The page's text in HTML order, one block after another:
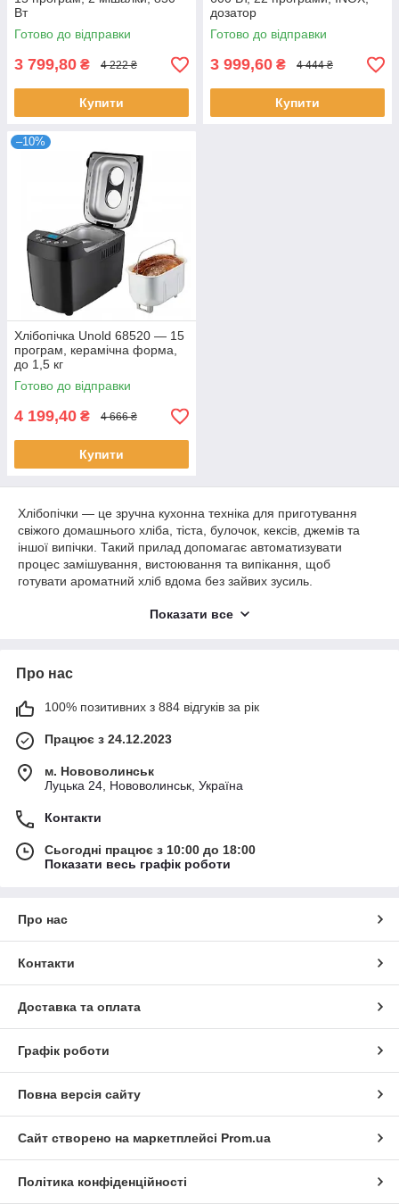
Вт
Готово до відправки
3 799,80 ₴ 4 222 ₴
Купити
дозатор
Готово до відправки
3 999,60 ₴ 4 444 ₴
Купити
–10%
Хлібопічка Unold 68520 — 15
програм, керамічна форма,
до 1,5 кг
Готово до відправки
4 199,40 ₴ 4 666 ₴
Купити
Хлібопічки — це зручна кухонна техніка для приготування
свіжого домашнього хліба, тіста, булочок, кексів, джемів та
іншої випічки. Такий прилад допомагає автоматизувати
процес замішування, вистоювання та випікання, щоб
готувати ароматний хліб вдома без зайвих зусиль.
дому, квартири, дачі або щоденного використання на кухні. У
ступеня скоринки, функцією підтримання тепла та зручним
Обирайте хлібопічки онлайн в HotBuy та замовляйте
практичну кухонну техніку для домашньої випічки з доставкою
по Україні
Показати все
Про нас
100% позитивних з 884 відгуків за рік
Працює з 24.12.2023
м. Нововолинськ
Луцька 24, Нововолинськ, Україна
Контакти
Сьогодні працює з 10:00 до 18:00
Показати весь графік роботи
Про нас
Контакти
Доставка та оплата
Графік роботи
Повна версія сайту
Сайт створено на маркетплейсі Prom.ua
Політика конфіденційності